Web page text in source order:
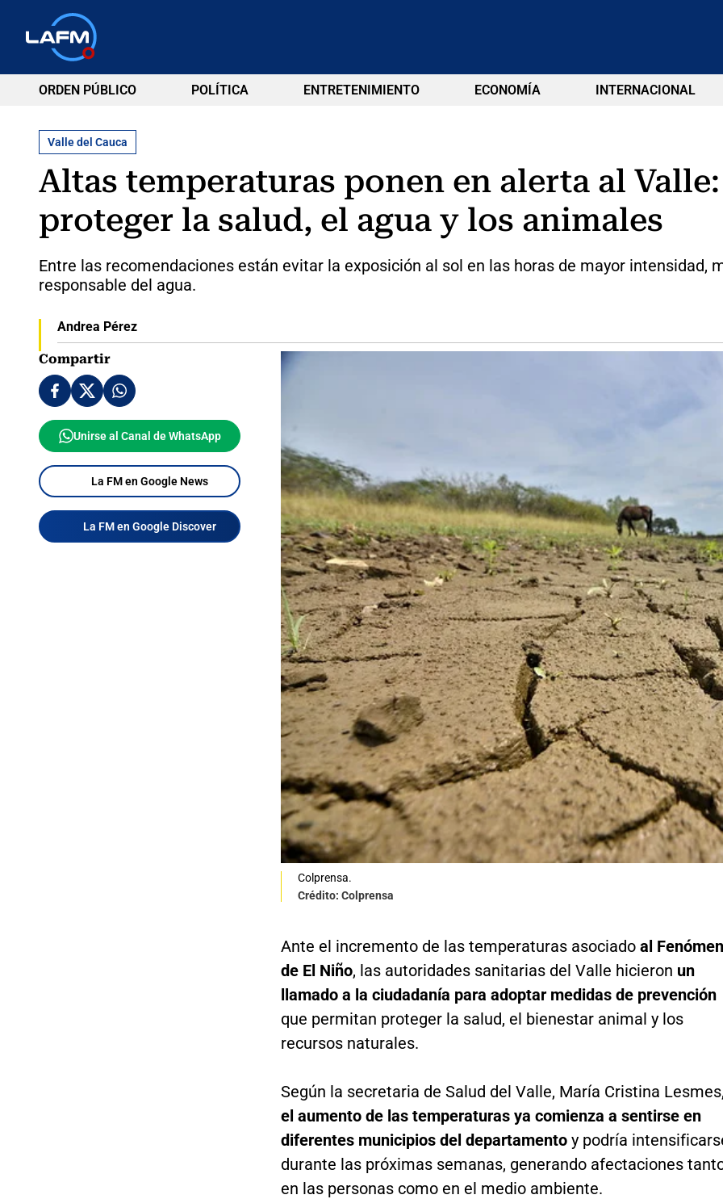
ORDEN PÚBLICO POLÍTICA ENTRETENIMIENTO ECONOMÍA INTERNACIONAL
Valle del Cauca
Altas temperaturas ponen en alerta al
proteger la salud, el agua y los animales
Entre las recomendaciones están evitar la exposición al sol en las horas de mayor intensidad,
responsable del agua.
Andrea Pérez
Compartir
Unirse al Canal de WhatsApp
La FM en Google News
La FM en Google Discover
Colprensa.
Crédito: Colprensa
Ante el incremento de las temperaturas asociadoal
de El Niño, las autoridades sanitarias del Valle hicieron un
llamado a la ciudadanía para adoptar medidas de prevención
que permitan proteger la salud, el bienestar animal y los
recursos naturales.
Según la secretaria de Salud del Valle, María Cristina
el aumento de las temperaturas ya comienza a sentirse en
diferentes municipios del departamentoy podría
durante las próximas semanas, generando afectaciones
en las personas como en el medio ambiente.